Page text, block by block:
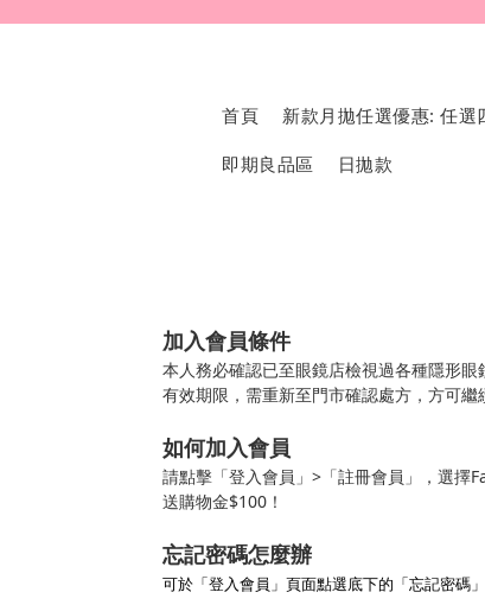
首頁 新款月拋任選優惠: 任選
即期良品區 日拋款
加入會員條件
本人務必確認已至眼鏡店檢視過各種隱形
有效期限，需重新至門市確認處方，方可繼
如何加入會員
請點擊「登入會員」>「註冊會員」，選擇
送購物金$100！
忘記密碼怎麼辦
可於「登入會員」頁面點選底下的「忘記密碼